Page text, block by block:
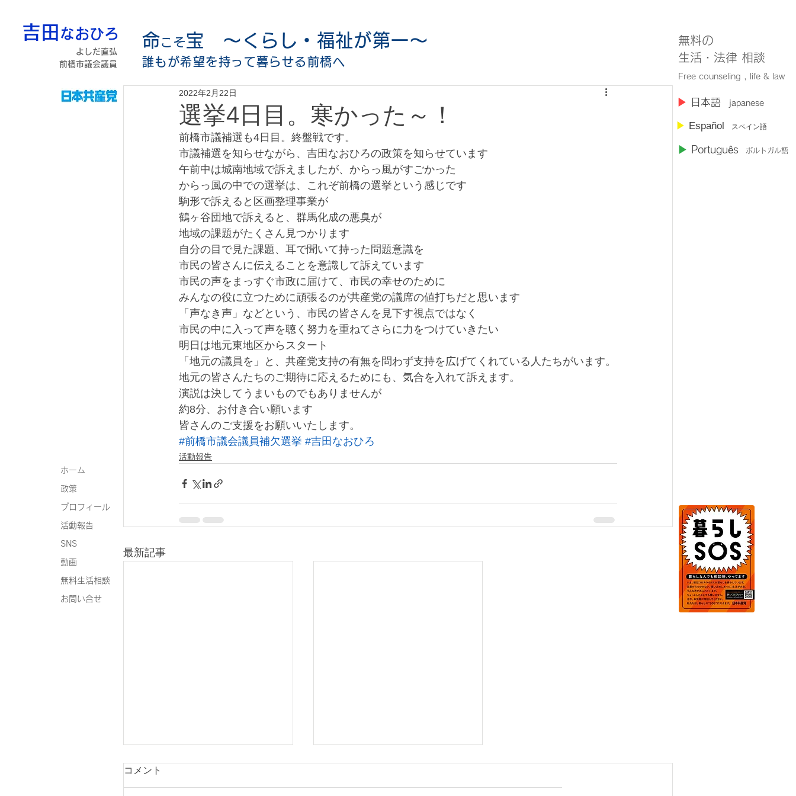
吉田 なおひろ
よしだ直弘
前橋市議会議員
無料の
​生活・法律 相談
Free counseling , life & law
​▶︎ 日本語 japanese
▶︎ Español スペイン語
▶︎ Português ポルトガル語
ホーム
政策
プロフィール
活動報告
SNS
動画
無料生活相談
お問い合せ
選挙4日目。寒かった～！
2022年2月22日
前橋市議補選も4日目。終盤戦です。
市議補選を知らせながら、吉田なおひろの政策を知らせています
午前中は城南地域で訴えましたが、からっ風がすごかった
からっ風の中での選挙は、これぞ前橋の選挙という感じです
駒形で訴えると区画整理事業が
鶴ヶ谷団地で訴えると、群馬化成の悪臭が
地域の課題がたくさん見つかります
自分の目で見た課題、耳で聞いて持った問題意識を
市民の皆さんに伝えることを意識して訴えています
市民の声をまっすぐ市政に届けて、市民の幸せのために
みんなの役に立つために頑張るのが共産党の議席の値打ちだと思います
「声なき声」などという、市民の皆さんを見下す視点ではなく
市民の中に入って声を聴く努力を重ねてさらに力をつけていきたい
明日は地元東地区からスタート
「地元の議員を」と、共産党支持の有無を問わず支持を広げてくれている人たちがいます。
地元の皆さんたちのご期待に応えるためにも、気合を入れて訴えます。
演説は決してうまいものでもありませんが
約8分、お付き合い願います
皆さんのご支援をお願いいたします。
#前橋市議会議員補欠選挙 #吉田なおひろ
活動報告
最新記事
コメント
命こそ宝 〜くらし・福祉が第一〜
誰もが希望を持って暮らせる前橋へ